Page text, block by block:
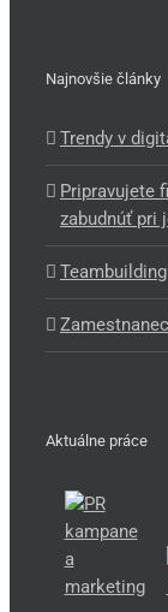
Najnovšie články
Trendy v
Pripravujete
zabudnúť pri
Aktuálne práce